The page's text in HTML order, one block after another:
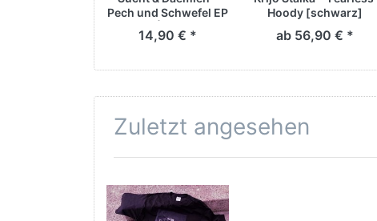
Pech und Schwefel EP
14,90 € *
Hoody [schwarz]
ab 56,90 € *
Zuletzt angesehen